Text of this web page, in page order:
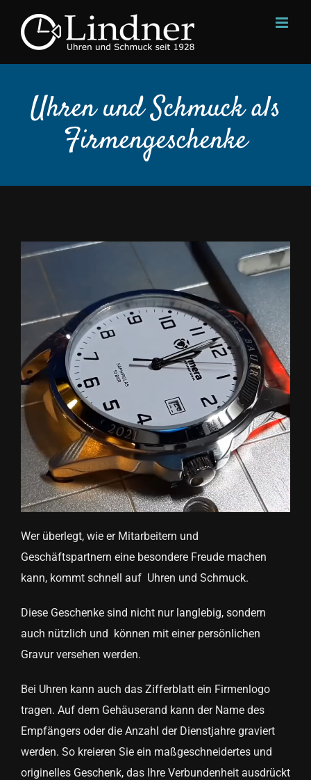
Inhalt
springen
Uhren und Schmuck als
Firmengeschenke
Wer überlegt, wie er Mitarbeitern und
Geschäftspartnern eine besondere Freude machen
kann, kommt schnell auf Uhren und Schmuck.
Diese Geschenke sind nicht nur langlebig, sondern
auch nützlich und können mit einer persönlichen
Gravur versehen werden.
Bei Uhren kann auch das Zifferblatt ein Firmenlogo
tragen. Auf dem Gehäuserand kann der Name des
Empfängers oder die Anzahl der Dienstjahre graviert
werden. So kreieren Sie ein maßgeschneidertes und
originelles Geschenk, das Ihre Verbundenheit ausdrückt